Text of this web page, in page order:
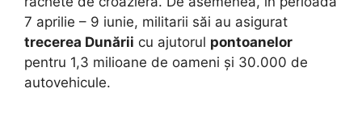
7 aprilie – 9 iunie, militarii săi au asigurat
trecerea Dunării cu ajutorul pontoanelor
pentru 1,3 milioane de oameni și 30.000 de
autovehicule.